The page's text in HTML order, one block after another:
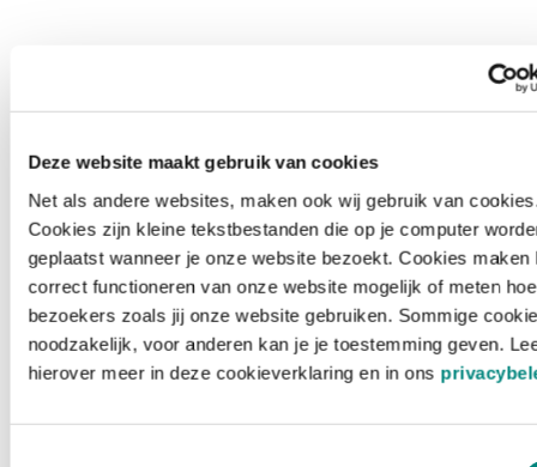
Deze website maakt gebruik van cookies
Net als andere websites, maken ook wij gebruik van
Cookies zijn kleine tekstbestanden die op je computer
geplaatst wanneer je onze website bezoekt. Cookies maken
correct functioneren van onze website mogelijk of meten hoe
bezoekers zoals jij onze website gebruiken. Sommige
noodzakelijk, voor anderen kan je je toestemming geven.
hierover meer in deze cookieverklaring en in ons